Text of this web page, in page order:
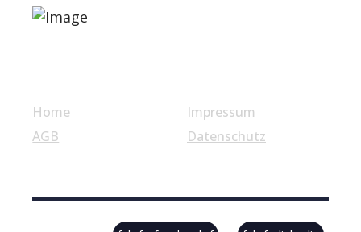
Home
AGB
Impressum
Datenschutz